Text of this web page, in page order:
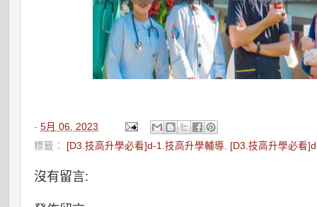
-5月 06, 2023
標籤： [D3.技高升學必看]d-1.技高升學輔導, [D3.技高升學必看
沒有留言: